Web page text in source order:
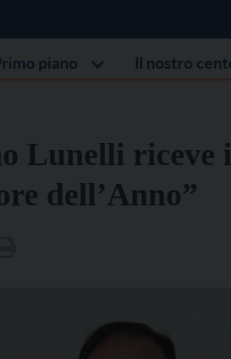
piano Il nostro
Lunelli riceve
dell’Anno”